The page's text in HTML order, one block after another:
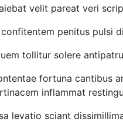
velit pareat veri
penitus pulsi
tollitur solere
fortuna cantibus
inflammat
levatio sciant